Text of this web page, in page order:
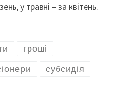
у травні – за квітень.
гроші
субсидія